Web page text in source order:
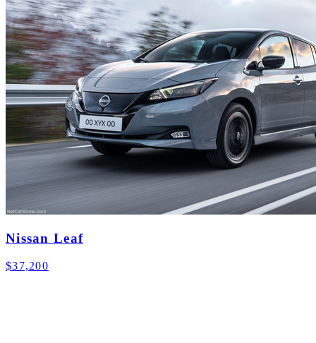
Nissan Leaf
$37,200